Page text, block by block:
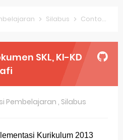
K Geografi 2025 No 41-45
K Geografi 2025 No 31-35
K Geografi 2025 No 26-30
K Geografi 2025 No 16-20
Silabus Contoh Analisis Dokumen SKL, KI-KD dan Silabus Geografi
SKL, KI-KD
Pembelajaran , Silabus
Kurikulum 2013